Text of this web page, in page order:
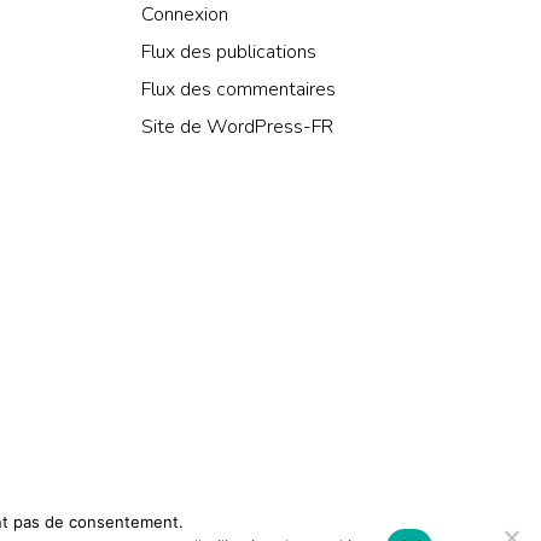
Connexion
Flux des publications
Flux des commentaires
Site de WordPress-FR
pas de consentement.